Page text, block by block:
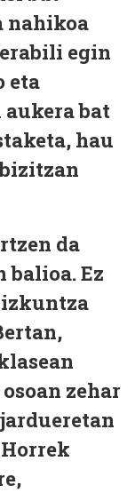
nahikoa
egin
eta
aukera bat
, hau
da
balioa. Ez
zehar